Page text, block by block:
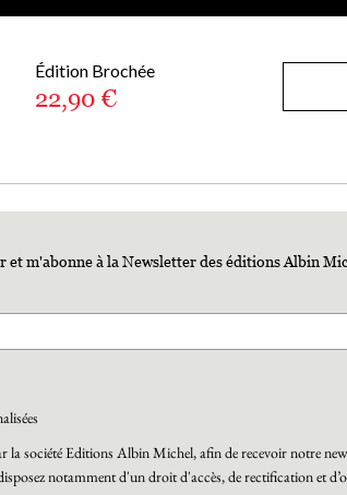
Édition Brochée
22,90 €
m'abonne à la Newsletter des éditions Albin
société Editions Albin Michel, afin de recevoir notre
notamment d'un droit d'accès, de rectification et